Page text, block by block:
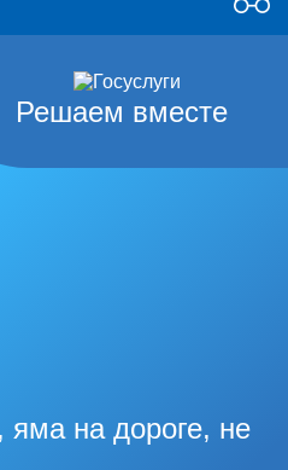
Решаем вместе
на дороге, не